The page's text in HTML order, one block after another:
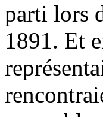
parti lors
1891. Et